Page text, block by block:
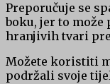
Preporučuje se
boku, jer to
hranjivih tvari
Možete koristiti
podržali svoje